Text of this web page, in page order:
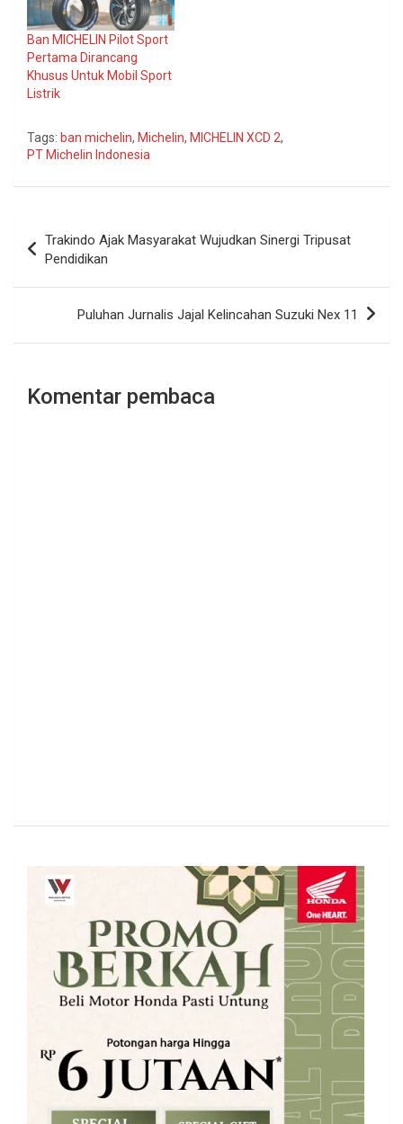
Ban MICHELIN Pilot Sport
Pertama Dirancang
Khusus Untuk Mobil Sport
Listrik
Tags: ban michelin, Michelin, MICHELIN XCD 2,
PT Michelin Indonesia
pos
Trakindo Ajak Masyarakat Wujudkan Sinergi Tripusat
Pendidikan
Puluhan Jurnalis Jajal Kelincahan Suzuki Nex 11
Komentar pembaca